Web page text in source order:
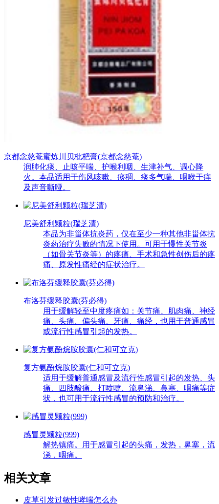
京都念慈菴蜜炼川贝枇杷膏(京都念慈菴)
润肺化痰、止咳平喘、护喉利咽、生津补气、调心降
火。本品适用于伤风咳嗽、痰稠、痰多气喘、咽喉干痒
及声音嘶哑。
尼美舒利颗粒(瑞芝清)
本品为非甾体抗炎药，仅在至少一种其他非甾体抗
炎药治疗失败的情况下使用。可用于慢性关节炎
（如骨关节炎等）的疼痛、手术和急性创伤后的疼
痛、原发性痛经的症状治疗。
布洛芬缓释胶囊(芬必得)
用于缓解轻至中度疼痛如：关节痛、肌肉痛、神经
痛、头痛、偏头痛、牙痛、痛经，也用于普通感冒
或流行性感冒引起的发热。
复方氨酚烷胺胶囊(仁和可立克)
适用于缓解普通感冒及流行性感冒引起的发热、头
痛、四肢酸痛、打喷嚏、流鼻涕、鼻塞、咽痛等症
状，也可用于流行性感冒的预防和治疗。
感冒灵颗粒(999)
解热镇痛。用于感冒引起的头痛，发热，鼻塞，流
涕，咽痛。
相关文章
皮草引发过敏性哮喘怎么办